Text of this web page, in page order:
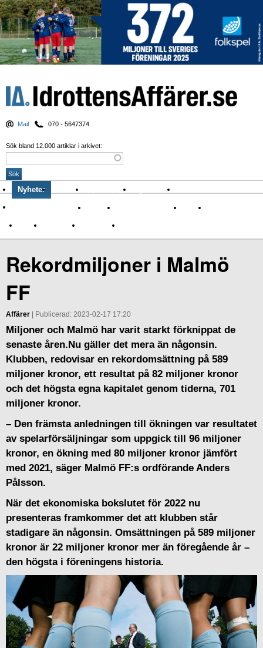
Mail 070 - 5647374
Sök bland 12.000 artiklar i arkivet:
Nyheter Krönikor Sport & spel Nyhetsbrev
Om Idrottens Affärer
Affärer I spåren av Corona Arena
Namn Sponsring TV-nyheter
Rekordmiljoner i Malmö
FF
Affärer | Publicerad: 2023-02-17 17:20
Miljoner och Malmö har varit starkt förknippat de
senaste åren.Nu gäller det mera än någonsin.
Klubben, redovisar en rekordomsättning på 589
miljoner kronor, ett resultat på 82 miljoner kronor
och det högsta egna kapitalet genom tiderna, 701
miljoner kronor.
– Den främsta anledningen till ökningen var resultatet
av spelarförsäljningar som uppgick till 96 miljoner
kronor, en ökning med 80 miljoner kronor jämfört
med 2021, säger Malmö FF:s ordförande Anders
Pålsson.
När det ekonomiska bokslutet för 2022 nu
presenteras framkommer det att klubben står
stadigare än någonsin. Omsättningen på 589 miljoner
kronor är 22 miljoner kronor mer än föregående år –
den högsta i föreningens historia.